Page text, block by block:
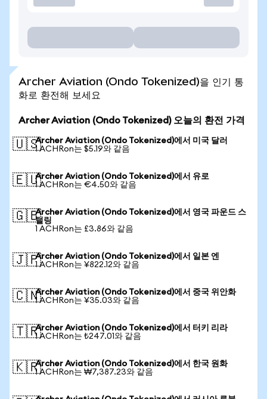
Archer Aviation (Ondo Tokenized)을 인기 통
화로 환전해 보세요
Archer Aviation (Ondo Tokenized) 오늘의 환전 가격
🇺🇸Archer Aviation (Ondo Tokenized)에서 미국 달러
1 ACHRon는 $5.19와 같음
🇪🇺Archer Aviation (Ondo Tokenized)에서 유로
1 ACHRon는 €4.50와 같음
🇬🇧Archer Aviation (Ondo Tokenized)에서 영국 파운드 스
털링
1 ACHRon는 £3.86와 같음
🇯🇵Archer Aviation (Ondo Tokenized)에서 일본 엔
1 ACHRon는 ¥822.12와 같음
🇨🇳Archer Aviation (Ondo Tokenized)에서 중국 위안화
1 ACHRon는 ¥35.03와 같음
🇹🇷Archer Aviation (Ondo Tokenized)에서 터키 리라
1 ACHRon는 ₺247.01와 같음
🇰🇷Archer Aviation (Ondo Tokenized)에서 한국 원화
1 ACHRon는 ₩7,387.23와 같음